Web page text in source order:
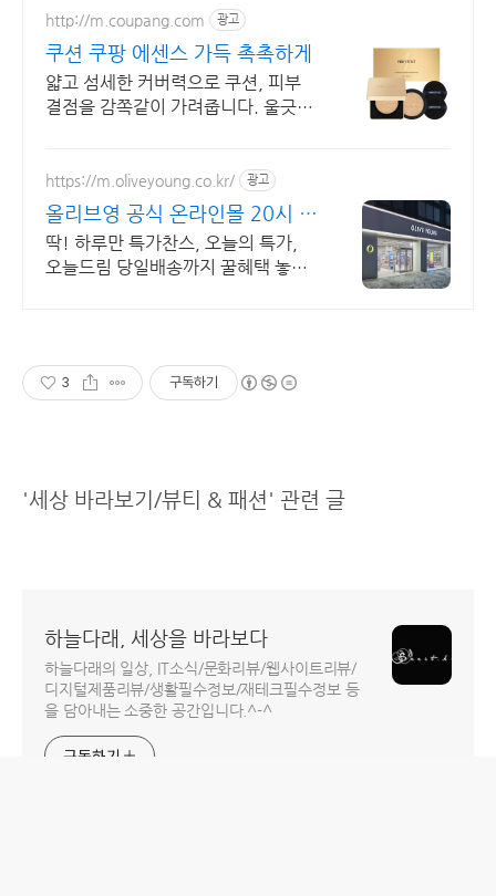
http://m.coupang.com 광고
쿠션 쿠팡 에센스 가득 촉촉하게
얇고 섬세한 커버력으로 쿠션, 피부
결점을 감쪽같이 가려줍니다. 울긋불
https://m.oliveyoung.co.kr/ 광고
올리브영 공식 온라인몰 20시 이
전 주문은 오늘드림
딱! 하루만 특가찬스, 오늘의 특가,
오늘드림 당일배송까지 꿀혜택 놓치
3 구독하기
'세상 바라보기/뷰티 & 패션' 관련 글
하늘다래, 세상을 바라보다
하늘다래의 일상, IT소식/문화리뷰/웹사이트리뷰/
디지털제품리뷰/생활필수정보/재테크필수정보 등
을 담아내는 소중한 공간입니다.^-^
구독하기